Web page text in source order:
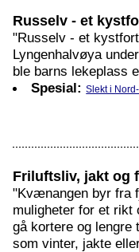
Russelv - et
"Russelv - et
Lyngenhalvøya
ble barns lekeplass
Spesial: Slekt i
Friluftsliv, jakt og
"Kvænangen byr fra
muligheter for et rikt
gå kortere og lengre
som vinter, jakte